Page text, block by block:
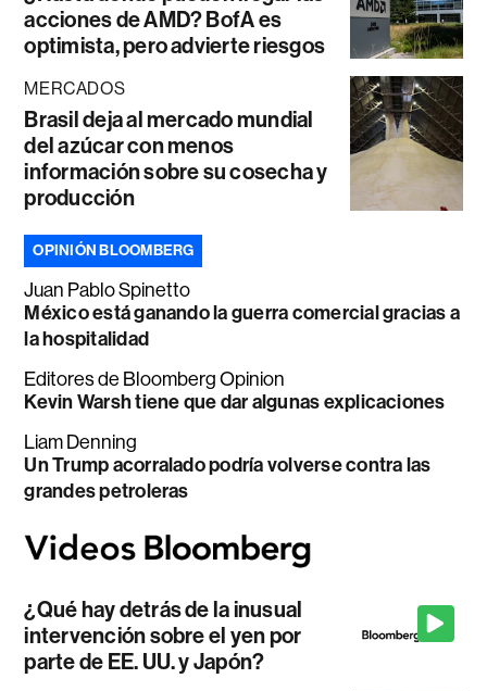
acciones de AMD? BofA es
optimista, pero advierte riesgos
MERCADOS
Brasil deja al mercado mundial
del azúcar con menos
información sobre su cosecha y
producción
OPINIÓN BLOOMBERG
Juan Pablo Spinetto
México está ganando la guerra comercial gracias a
la hospitalidad
Editores de Bloomberg Opinion
Kevin Warsh tiene que dar algunas explicaciones
Liam Denning
Un Trump acorralado podría volverse contra las
grandes petroleras
¿Qué hay detrás de la inusual
intervención sobre el yen por
parte de EE. UU. y Japón?